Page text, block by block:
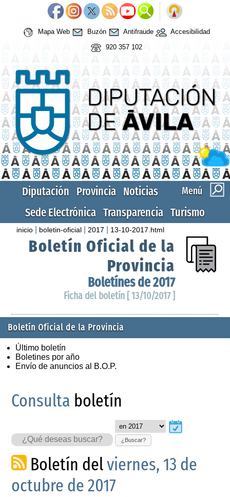
Mapa Web Buzón Antifraude
Accesibilidad
920 357 102
Menú
Diputación Provincia Noticias
Sede Electrónica Transparencia Turismo
inicio boletin-oficial 2017 13-10-2017.html
Boletín Oficial de la
Provincia
Boletínes de 2017
Ficha del boletín [ 13/10/2017 ]
Boletín Oficial de la Provincia
Último boletín
Boletines por año
Envío de anuncios al B.O.P.
Consulta boletín
¿Buscar?
Boletín delviernes, 13 de
octubre de 2017